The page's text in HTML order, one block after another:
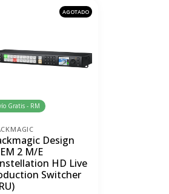
AGOTADO
Gratis - RM
Design
2 M/E
HD Live
Switcher